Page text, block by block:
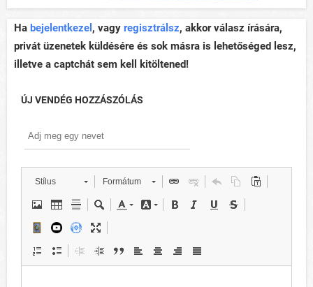
Ha bejelentkezel , vagy regisztrálsz, akkor válasz írására,
privát üzenetek küldésére és sok másra is lehetőséged lesz,
illetve a captchát sem kell kitöltened!
ÚJ VENDÉG HOZZÁSZÓLÁS
Stílus Formátum